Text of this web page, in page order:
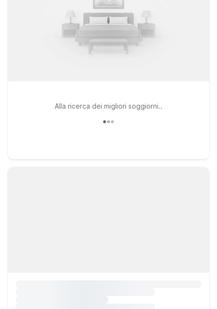
Alla ricerca dei migliori soggiorni..